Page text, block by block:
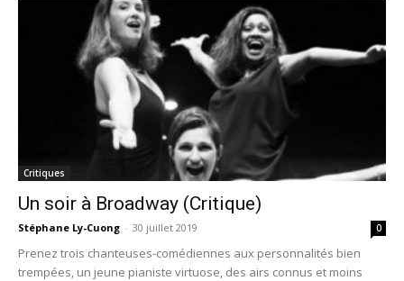
Critiques
Un soir à Broadway (Critique)
Stéphane Ly-Cuong - 30 juillet 2019 0
Prenez trois chanteuses-comédiennes aux personnalités bien
trempées, un jeune pianiste virtuose, des airs connus et moins